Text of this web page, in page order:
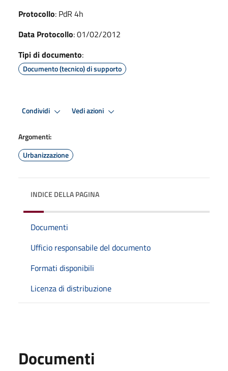
Protocollo: PdR 4h
Data Protocollo: 01/02/2012
Tipi di documento:
Documento (tecnico) di supporto
Condividi Vedi azioni
Argomenti:
Urbanizzazione
INDICE DELLA PAGINA
Documenti
Ufficio responsabile del documento
Formati disponibili
Licenza di distribuzione
Documenti